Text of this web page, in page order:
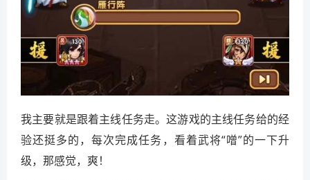
我主要就是跟着主线任务走。这游戏的主线任务给的经
验还挺多的，每次完成任务，看着武将“噌”的一下升
级，那感觉，爽！